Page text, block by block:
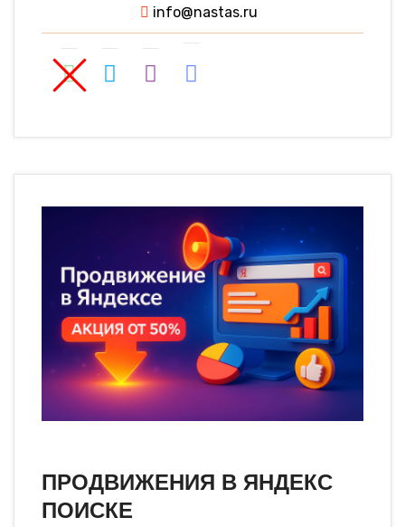
info@nastas.ru
ПРОДВИЖЕНИЯ В ЯНДЕКС
ПОИСКЕ